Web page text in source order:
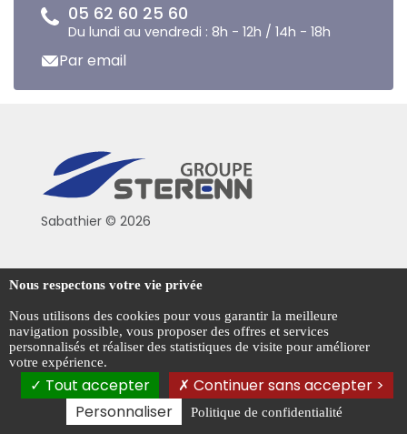
05 62 60 25 60
Du lundi au vendredi : 8h - 12h / 14h - 18h
Par email
Sabathier © 2026
Politique de confidentialité
Conditions générales de vente
Mentions légales
Gestion des cookies
Nous respectons votre vie privée
Nous utilisons des cookies pour vous garantir la meilleure
navigation possible, vous proposer des offres et services
personnalisés et réaliser des statistiques de visite pour améliorer
votre expérience.
Tout accepter
Continuer sans accepter >
Personnaliser
Politique de confidentialité